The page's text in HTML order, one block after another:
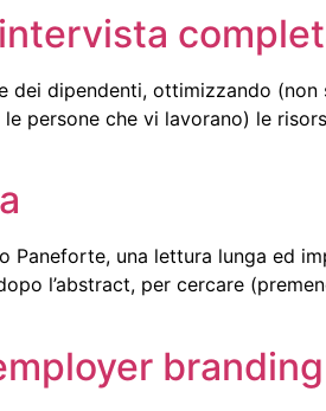
dei dipendenti, ottimizzando (non
persone che vi lavorano) le
Paneforte, una lettura lunga ed
l’abstract, per cercare
branding